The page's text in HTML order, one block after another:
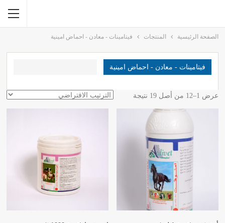
الصفحة الرئيسية المنتجات فيتامينات - معادن - احماض امينية
فيتامينات - معادن - احماض امينية
عرض 1–12 من أصل 19 نتيجة